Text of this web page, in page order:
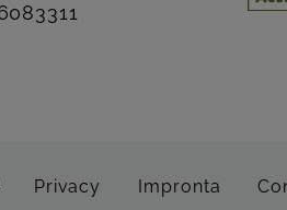
Privacy Impronta